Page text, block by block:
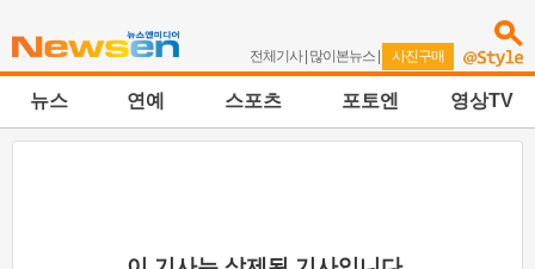
전체기사| 많이본뉴스 | 사진구매
뉴스 연예 스포츠 포토엔 영상TV